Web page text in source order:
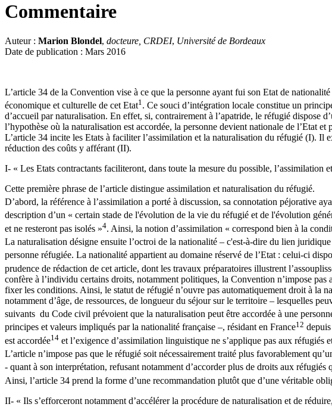
Commentaire
Auteur : Marion Blondel, docteure, CRDEI, Université de Bordeaux
Date de publication : Mars 2016
L’article 34 de la Convention vise à ce que la personne ayant fui son Etat de
économique et culturelle de cet Etat1 . Ce souci d’intégration locale constitue un
d’accueil par naturalisation. En effet, si, contrairement à l’apatride, le réfugié dispose
l’hypothèse où la naturalisation est accordée, la personne devient nationale de l’Etat et
L’article 34 incite les Etats à faciliter l’assimilation et la naturalisation du réfugié (I). Il
réduction des coûts y afférant (II).
I- « Les Etats contractants faciliteront, dans toute la mesure du possible, l’assimilation
Cette première phrase de l’article distingue assimilation et naturalisation du réfugié.
D’abord, la référence à l’assimilation a porté à discussion, sa connotation péjorative
description d’un « certain stade de l'évolution de la vie du réfugié et de l'évolution
et ne resteront pas isolés »4. Ainsi, la notion d’assimilation « correspond bien à la
La naturalisation désigne ensuite l’octroi de la nationalité – c'est-à-dire du lien
personne réfugiée. La nationalité appartient au domaine réservé de l’Etat : celui-ci
prudence de rédaction de cet article, dont les travaux préparatoires illustrent
confère à l’individu certains droits, notamment politiques, la Convention n’impose
fixer les conditions. Ainsi, le statut de réfugié n’ouvre pas automatiquement droit à la
notamment d’âge, de ressources, de longueur du séjour sur le territoire – lesquelles
suivants du Code civil prévoient que la naturalisation peut être accordée à une
principes et valeurs impliqués par la nationalité française –, résidant en France12
est accordée14 et l’exigence d’assimilation linguistique ne s’applique pas aux
L’article n’impose pas que le réfugié soit nécessairement traité plus favorablement
- quant à son interprétation, refusant notamment d’accorder plus de droits aux réfugiés
Ainsi, l’article 34 prend la forme d’une recommandation plutôt que d’une véritable
II- « Ils s’efforceront notamment d’accélérer la procédure de naturalisation et de